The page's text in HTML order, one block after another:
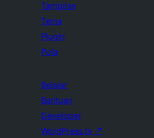
Tampilan
Tema
Plugin
Pola
Belajar
Bantuan
Developer
WordPress.tv ↗